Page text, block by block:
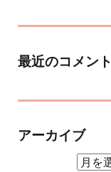
最近のコメント
アーカイブ